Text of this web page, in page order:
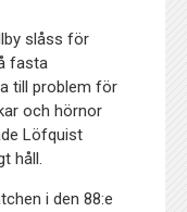
slåss för
fasta
till problem för
och hörnor
Löfquist
håll.
i den 88:e